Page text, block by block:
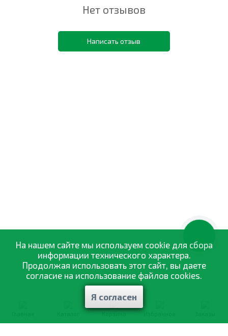
Нет отзывов
Написать отзыв
Корзина
На нашем сайте мы используем cookie для сбора
информации технического характера.
Продолжая использовать этот сайт, вы даете
согласие на использование файлов cookies.
Я согласен